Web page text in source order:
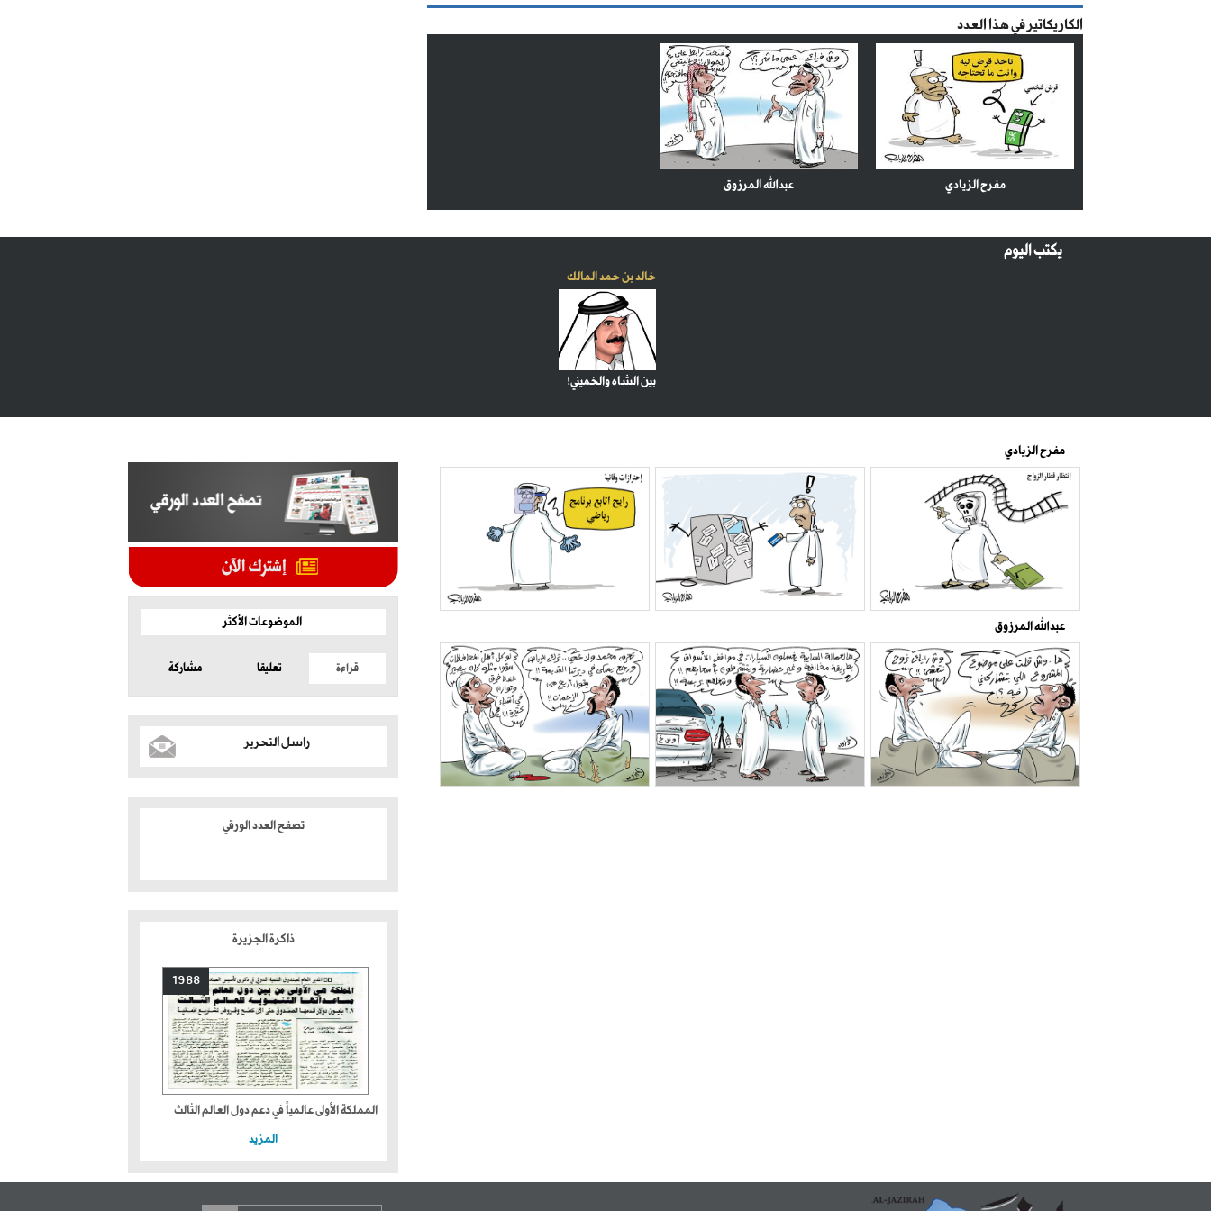
الكاريكاتير في هذا العدد
مفرح الزيادي عبدالله المرزوق
يكتب اليوم
خالد بن حمد المالك
بين الشاه والخميني!
مفرح الزيادي
عبدالله المرزوق الموضوعات الأكثر
قراءة تعليقا مشاركة
راسل التحرير
تصفح العدد الورقي
ذاكرة الجزيرة
1988
المملكة الأولى عالمياً في دعم دول العالم الثالث
المزيد